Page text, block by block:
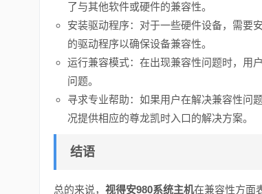
了与其他软件或硬件的兼容性。
安装驱动程序：对于一些硬件设备，需要
的驱动程序以确保设备兼容性。
运行兼容模式：在出现兼容性问题时，用
问题。
寻求专业帮助：如果用户在解决兼容性问
况提供相应的尊龙凯时入口的解决方案。
结语
总的来说， 视得安980系统主机在兼容性方面